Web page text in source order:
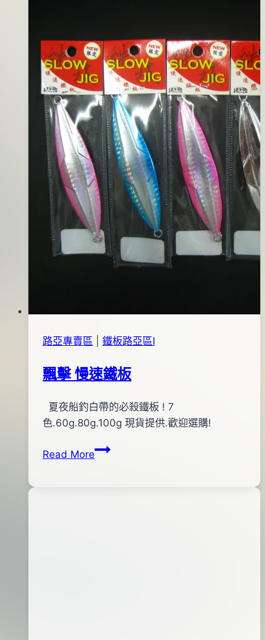
路亞專賣區 鐵板路亞區Ⅰ
飄擊 慢速鐵板
Bybc
pro-
2014
年
月
夏夜船釣白帶的必殺鐵板 ! 7
色.60g.80g.100g 現貨提供.歡迎選購!
Read More飄